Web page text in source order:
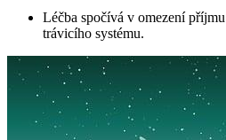
Léčba spočívá v omezení
trávicího systému.